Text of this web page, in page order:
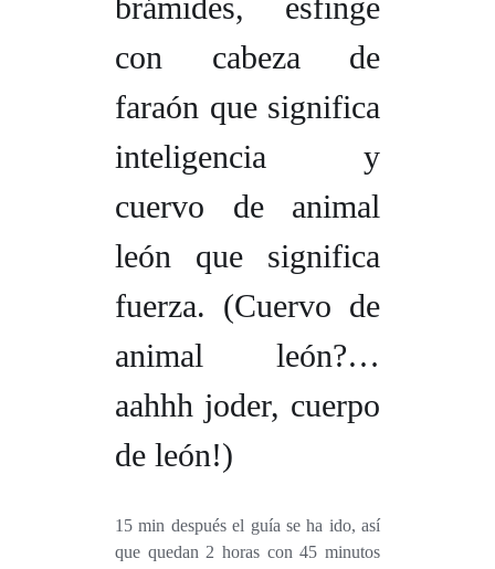
brámides, esfinge
con cabeza de
faraón que significa
inteligencia y
cuervo de animal
león que significa
fuerza. (Cuervo de
animal león?…
aahhh joder, cuerpo
de león!)
15 min después el guía se ha ido, así
que quedan 2 horas con 45 minutos